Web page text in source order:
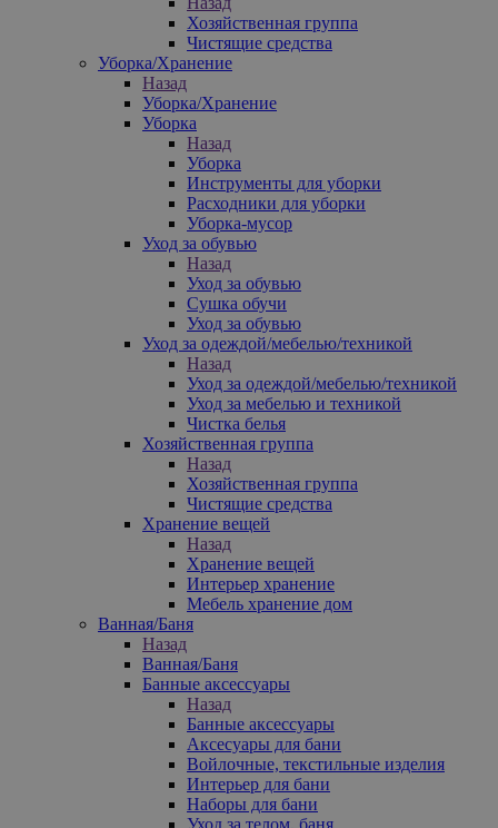
Хозяйственная группа
Чистящие средства
Уборка/Хранение
Назад
Уборка/Хранение
Уборка
Назад
Уборка
Инструменты для уборки
Расходники для уборки
Уборка-мусор
Уход за обувью
Назад
Уход за обувью
Сушка обучи
Уход за обувью
Уход за одеждой/мебелью/техникой
Назад
Уход за одеждой/мебелью/техникой
Уход за мебелью и техникой
Чистка белья
Хозяйственная группа
Назад
Хозяйственная группа
Чистящие средства
Хранение вещей
Назад
Хранение вещей
Интерьер хранение
Мебель хранение дом
Ванная/Баня
Назад
Ванная/Баня
Банные аксессуары
Назад
Банные аксессуары
Аксесуары для бани
Войлочные, текстильные изделия
Интерьер для бани
Наборы для бани
Уход за телом, баня